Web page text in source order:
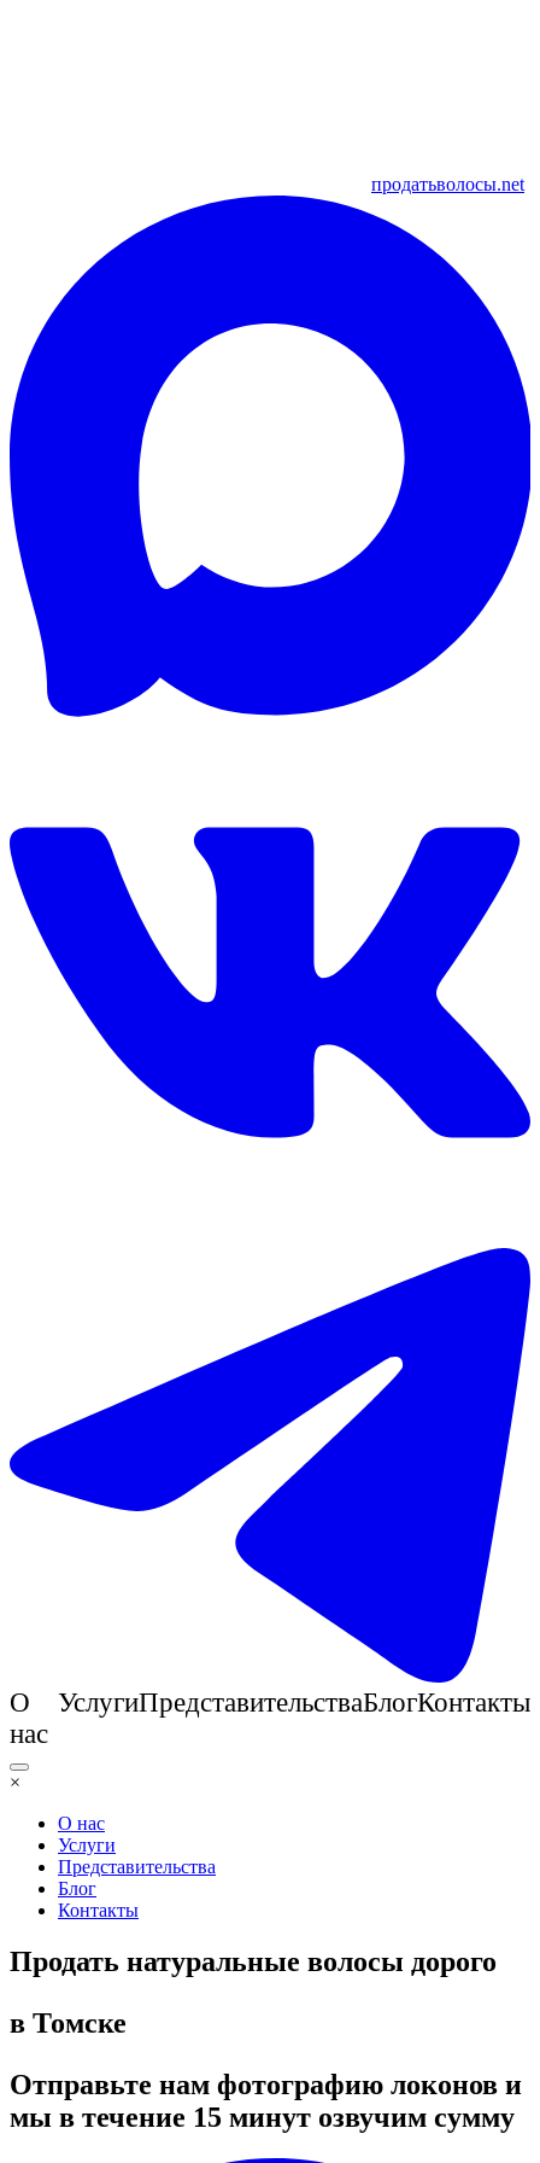
продатьволосы.net
О
нас
УслугиПредставительстваБлогКонтакты
×
О нас
Услуги
Представительства
Блог
Контакты
Продать натуральные волосы дорого
в Томске
Отправьте нам фотографию локонов и
мы в течение 15 минут озвучим сумму